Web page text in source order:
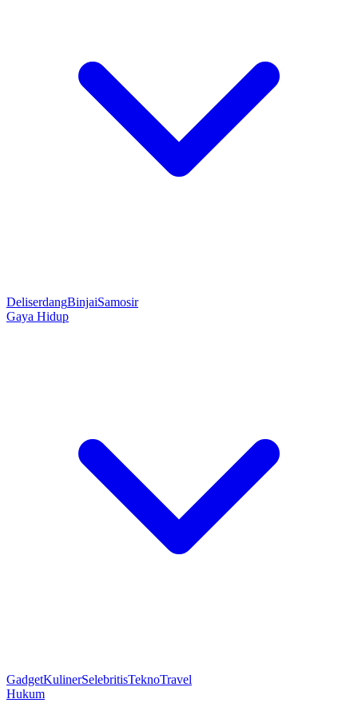
DeliserdangBinjaiSamosir
Gaya Hidup
GadgetKulinerSelebritisTeknoTravel
Hukum